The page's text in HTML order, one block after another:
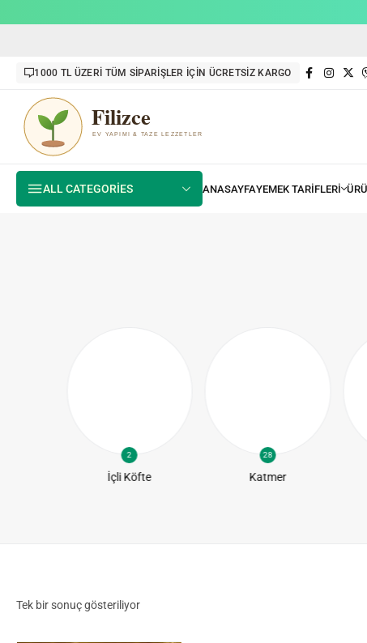
1000 TL ÜZERİ TÜM SİPARİŞLER İÇİN ÜCRETSİZ KARGO
ALL CATEGORIES
2
İçli Köfte
28
Katmer
Tek bir sonuç gösteriliyor